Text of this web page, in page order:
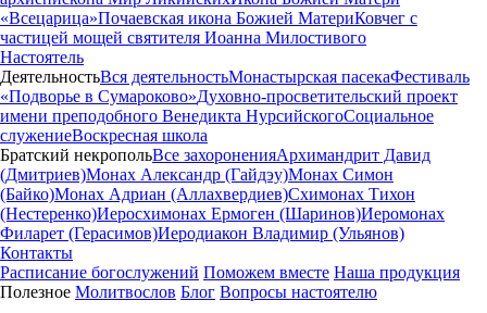
«Всецарица»Почаевская икона Божией МатериКовчег с
частицей мощей святителя Иоанна Милостивого
Настоятель
ДеятельностьВся деятельностьМонастырская пасекаФестиваль
«Подворье в Сумароково»Духовно-просветительский проект
имени преподобного Венедикта НурсийскогоСоциальное
служениеВоскресная школа
Братский некропольВсе захороненияАрхимандрит Давид
(Дмитриев)Монах Александр (Гайдэу)Монах Симон
(Байко)Монах Адриан (Аллахвердиев)Схимонах Тихон
(Нестеренко)Иеросхимонах Ермоген (Шаринов)Иеромонах
Филарет (Герасимов)Иеродиакон Владимир (Ульянов)
Контакты
Расписание богослужений Поможем вместе Наша продукция
Полезное Молитвослов Блог Вопросы настоятелю